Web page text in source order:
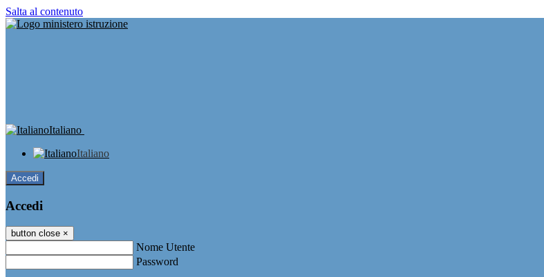
Salta al contenuto
Italiano
Italiano
Accedi
Accedi
button close ×
Nome Utente
Password